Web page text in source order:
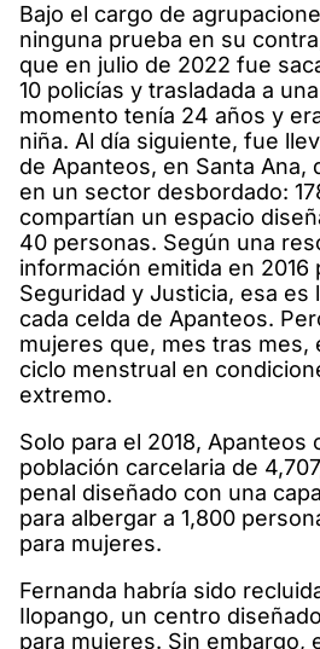
Bajo el cargo de
ninguna prueba en su
que en julio de 2022 fue
10 policías y trasladada a
momento tenía 24 años y
niña. Al día siguiente, fue
de Apanteos, en Santa Ana,
en un sector desbordado:
compartían un espacio
40 personas. Según una
información emitida en
Seguridad y Justicia, esa es
cada celda de Apanteos.
mujeres que, mes tras mes,
ciclo menstrual en
extremo.
Solo para el 2018, Apanteos
población carcelaria de
penal diseñado con una
para albergar a 1,800
para mujeres.
Fernanda habría sido
Ilopango, un centro
para mujeres. Sin embargo,